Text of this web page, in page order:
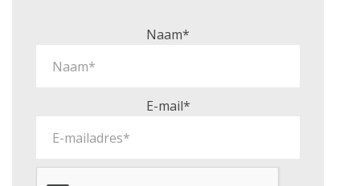
Naam*
E-mail*